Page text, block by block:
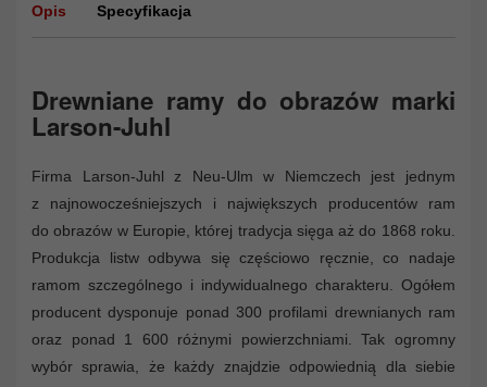
Opis Specyfikacja
Drewniane ramy do obrazów marki
Larson-Juhl
Firma Larson-Juhl z Neu-Ulm w Niemczech jest jednym
z najnowocześniejszych i największych producentów ram
do obrazów w Europie, której tradycja sięga aż do 1868 roku.
Produkcja listw odbywa się częściowo ręcznie, co nadaje
ramom szczególnego i indywidualnego charakteru. Ogółem
producent dysponuje ponad 300 profilami drewnianych ram
oraz ponad 1 600 różnymi powierzchniami. Tak ogromny
wybór sprawia, że każdy znajdzie odpowiednią dla siebie